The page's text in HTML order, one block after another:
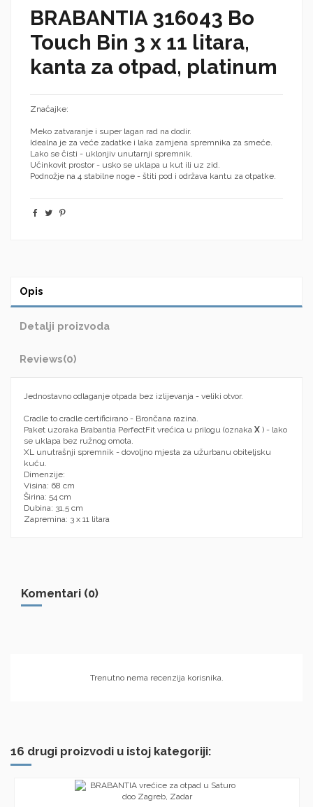
BRABANTIA 316043 Bo
Touch Bin 3 x 11 litara,
kanta za otpad, platinum
Značajke:
Meko zatvaranje i super lagan rad na dodir.
Idealna je za veće zadatke i laka zamjena spremnika za smeće.
Lako se čisti - uklonjiv unutarnji spremnik.
Učinkovit prostor - usko se uklapa u kut ili uz zid.
Podnožje na 4 stabilne noge - štiti pod i održava kantu za otpatke.
Opis
Detalji proizvoda
Reviews(0)
Jednostavno odlaganje otpada bez izlijevanja - veliki otvor.
Cradle to cradle certificirano - Brončana razina.
Paket uzoraka Brabantia PerfectFit vrećica u prilogu (oznaka X ) - lako
se uklapa bez ružnog omota.
XL unutrašnji spremnik - dovoljno mjesta za užurbanu obiteljsku
kuću.
Dimenzije:
Visina: 68 cm
Širina: 54 cm
Dubina: 31,5 cm
Zapremina: 3 x 11 litara
Komentari (0)
Trenutno nema recenzija korisnika.
16 drugi proizvodi u istoj kategoriji: